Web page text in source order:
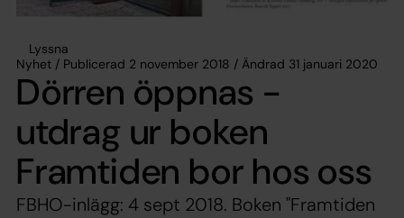
Lyssna
Nyhet / Publicerad 2 november 2018 / Ändrad 31 januari 2020
Dörren öppnas -
utdrag ur boken
Framtiden bor hos oss
FBHO-inlägg: 4 sept 2018. Boken "Framtiden